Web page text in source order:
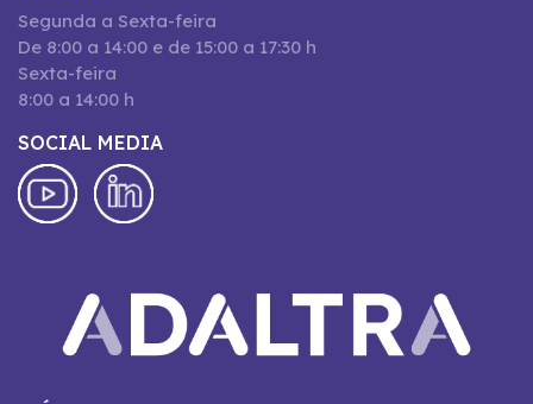
Segunda a Sexta-feira
De 8:00 a 14:00 e de 15:00 a 17:30 h
Sexta-feira
8:00 a 14:00 h
SOCIAL MEDIA